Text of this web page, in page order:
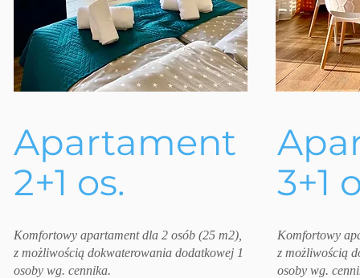
Apartament
2+1 os.
Komfortowy apartament dla 2 osób (25 m2),
z możliwością dokwaterowania dodatkowej 1
osoby wg. cennika.
3+1
Komfortowy
z możliwością
osoby wg.